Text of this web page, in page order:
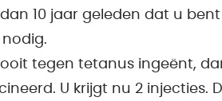
10 jaar geleden dat u
nodig.
tegen tetanus ingeënt,
U krijgt nu 2 injecties.